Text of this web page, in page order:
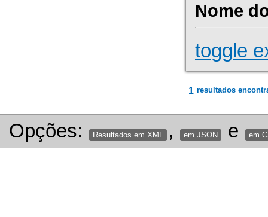
Nome
toggle
1 resultados
Opções: Resultados em XML , em JSON e em